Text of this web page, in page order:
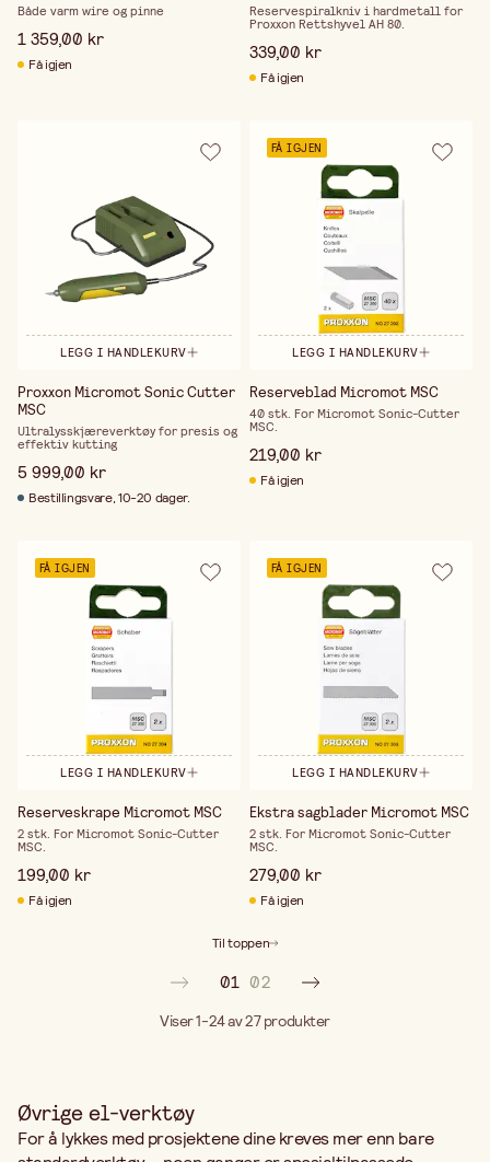
Både varm wire og pinne
1 359,00 kr
Få igjen
Reservespiralkniv i hardmetall for
Proxxon Rettshyvel AH 80.
339,00 kr
Få igjen
LEGG I HANDLEKURV
Proxxon Micromot Sonic Cutter
MSC
Ultralysskjæreverktøy for presis og
effektiv kutting
5 999,00 kr
Bestillingsvare, 10-20 dager.
FÅ IGJEN
LEGG I HANDLEKURV
Reserveblad Micromot MSC
40 stk. For Micromot Sonic-Cutter
MSC.
219,00 kr
Få igjen
FÅ IGJEN
LEGG I HANDLEKURV
Reserveskrape Micromot MSC
2 stk. For Micromot Sonic-Cutter
MSC.
199,00 kr
Få igjen
FÅ IGJEN
LEGG I HANDLEKURV
Ekstra sagblader Micromot MSC
2 stk. For Micromot Sonic-Cutter
MSC.
279,00 kr
Få igjen
Til toppen
01 02
Viser 1-24 av 27produkter
Øvrige el-verktøy
For å lykkes med prosjektene dine kreves mer enn bare